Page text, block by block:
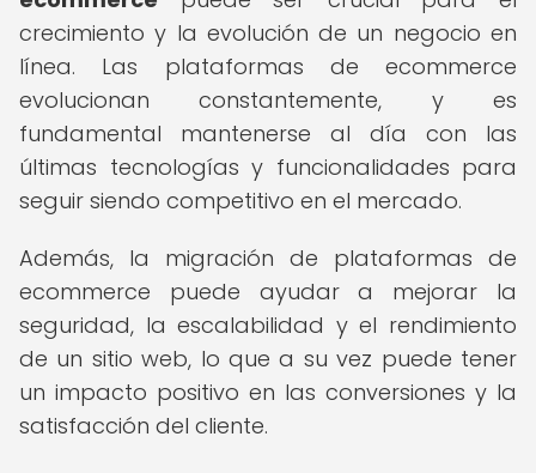
crecimiento y la evolución de un negocio en
línea. Las plataformas de ecommerce
evolucionan constantemente, y es
fundamental mantenerse al día con las
últimas tecnologías y funcionalidades para
seguir siendo competitivo en el mercado.
Además, la migración de plataformas de
ecommerce puede ayudar a mejorar la
seguridad, la escalabilidad y el rendimiento
de un sitio web, lo que a su vez puede tener
un impacto positivo en las conversiones y la
satisfacción del cliente.